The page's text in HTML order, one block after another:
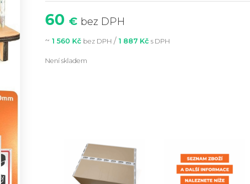
60 € bez DPH
~ 1 560 Kč bez DPH / 1 887 Kč s DPH
Není skladem